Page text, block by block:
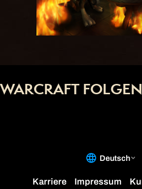
WARCRAFT FOLGEN